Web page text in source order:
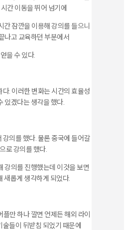
간 이동을 뛰어 넘기에
간 잠깐을 이용해 강의를 들으니
나고 교육하던 부분에서
을 수 있다.
. 이러한 변화는 시간의 효율성
있겠다는 생각을 했다.
의를 했다. 물론 중국에 들어갈
로 강의를 했다.
강의를 진행했는데 이것을 보면
새롭게 생각하게 되었다.
만 하나 깔면 언제든 해외 라이
들이 뒤받침 되었기 때문에